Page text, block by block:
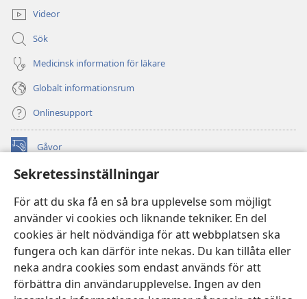
Sekretessinställningar
För att du ska få en så bra upplevelse som möjligt
använder vi cookies och liknande tekniker. En del
cookies är helt nödvändiga för att webbplatsen ska
fungera och kan därför inte nekas. Du kan tillåta eller
neka andra cookies som endast används för att
förbättra din användarupplevelse. Ingen av den
Videor
Sök
Medicinsk information för läkare
Globalt informationsrum
Onlinesupport
Gåvor
(öppnar
fönster) Watchtower ONLINE LIBRARY™
nytt
fönster)JW Hub ®
(öppnar
nytt
fönster)JW Library
Watchtower Library